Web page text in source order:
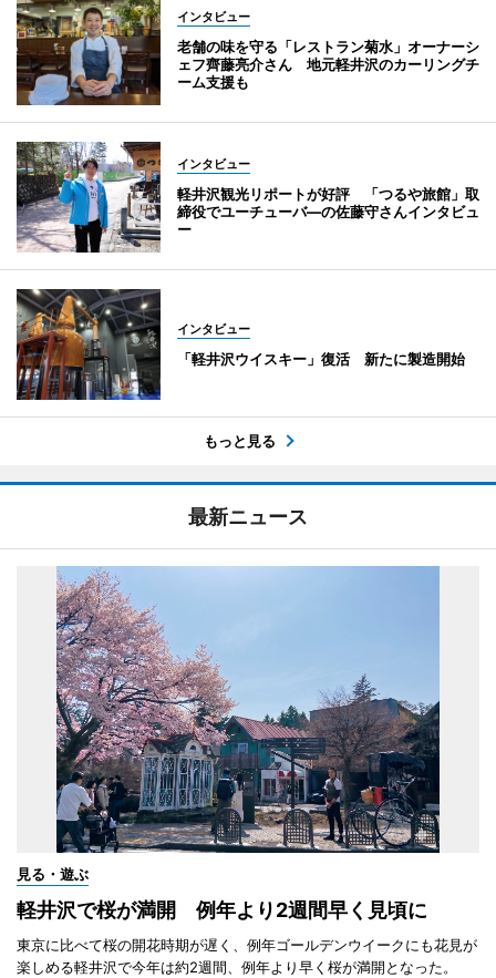
インタビュー
老舗の味を守る「レストラン菊水」オーナーシ
ェフ齊藤亮介さん 地元軽井沢のカーリングチ
ーム支援も
インタビュー
軽井沢観光リポートが好評 「つるや旅館」取
締役でユーチューバ―の佐藤守さんインタビュ
ー
インタビュー
「軽井沢ウイスキー」復活 新たに製造開始
もっと見る
最新ニュース
見る・遊ぶ
軽井沢で桜が満開 例年より2週間早く見頃に
東京に比べて桜の開花時期が遅く、例年ゴールデンウイークにも花見が
楽しめる軽井沢で今年は約2週間、例年より早く桜が満開となった。